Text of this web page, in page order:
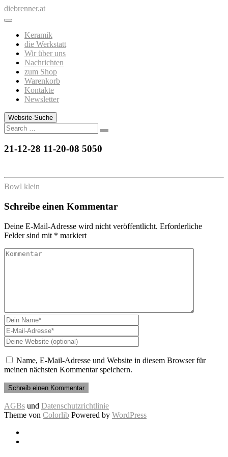
Zum
Inhalt
diebrenner.at
Keramik
die Werkstatt
Wir über uns
Nachrichten
zum Shop
Warenkorb
Kontakte
Newsletter
Website-Suche
Search
21-12-28 11-20-08 5050
Bowl klein
Schreibe einen Kommentar
Deine E-Mail-Adresse wird nicht veröffentlicht. Erforderliche
Felder sind mit * markiert
Name, E-Mail-Adresse und Website in diesem Browser für
meinen nächsten Kommentar speichern.
AGBs und Datenschutzrichtlinie
Theme von Colorlib Powered by WordPress